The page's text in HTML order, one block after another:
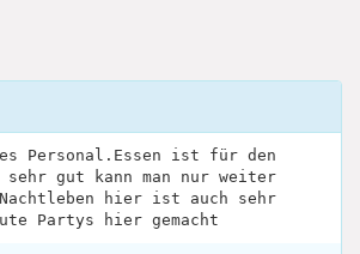
Personal.Essen ist für den
gut kann man nur weiter
Nachtleben hier ist auch sehr
Partys hier gemacht